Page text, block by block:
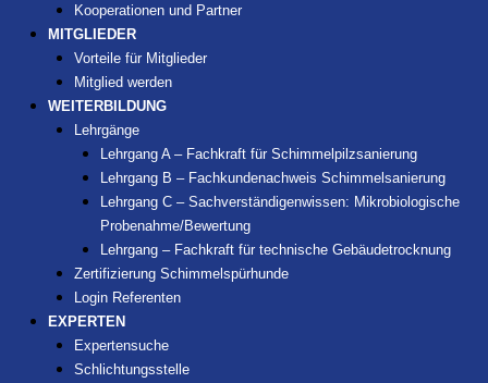
Kooperationen und Partner
MITGLIEDER
Vorteile für Mitglieder
Mitglied werden
WEITERBILDUNG
Lehrgänge
Lehrgang A – Fachkraft für Schimmelpilzsanierung
Lehrgang B – Fachkundenachweis Schimmelsanierung
Lehrgang C – Sachverständigenwissen: Mikrobiologische
Probenahme/Bewertung
Lehrgang – Fachkraft für technische Gebäudetrocknung
Zertifizierung Schimmelspürhunde
Login Referenten
EXPERTEN
Expertensuche
Schlichtungsstelle